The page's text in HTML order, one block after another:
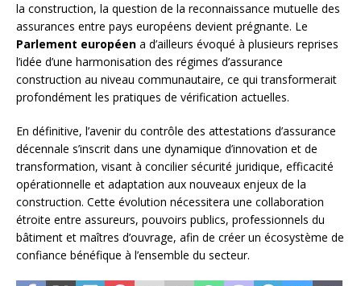
la construction, la question de la reconnaissance mutuelle des
assurances entre pays européens devient prégnante. Le
Parlement européen a d’ailleurs évoqué à plusieurs reprises
l’idée d’une harmonisation des régimes d’assurance
construction au niveau communautaire, ce qui transformerait
profondément les pratiques de vérification actuelles.
En définitive, l’avenir du contrôle des attestations d’assurance
décennale s’inscrit dans une dynamique d’innovation et de
transformation, visant à concilier sécurité juridique, efficacité
opérationnelle et adaptation aux nouveaux enjeux de la
construction. Cette évolution nécessitera une collaboration
étroite entre assureurs, pouvoirs publics, professionnels du
bâtiment et maîtres d’ouvrage, afin de créer un écosystème de
confiance bénéfique à l’ensemble du secteur.